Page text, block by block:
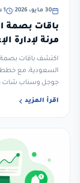
30 مايو، 2026 • 1 دقائق قراءة
باقات بصمة
مرنة لإدارة
اكتشف باقات بصمة
السعودية، مع خطط
جوجل وسناب شات
اقرأ المزيد